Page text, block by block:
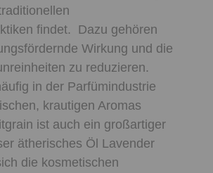
findet. Dazu gehören
Wirkung und die
zu reduzieren.
in der Parfümindustrie
krautigen Aromas
ist auch ein großartiger
ätherisches Öl Lavender
die kosmetischen